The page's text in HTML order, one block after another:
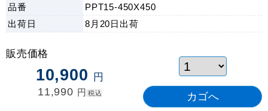
品番 PPT15-450X450
出荷日 8月20日 出荷
販売価格
10,900 円
11,990 円 税込